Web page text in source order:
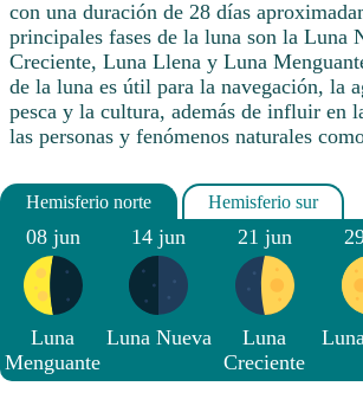
con una duración de 28 días
principales fases de la luna son la Luna
Creciente, Luna Llena y Luna
de la luna es útil para la navegación, la
pesca y la cultura, además de influir en
las personas y fenómenos naturales
08 jun
Luna
Menguante
14 jun
Luna Nueva
21 jun
Luna
Creciente